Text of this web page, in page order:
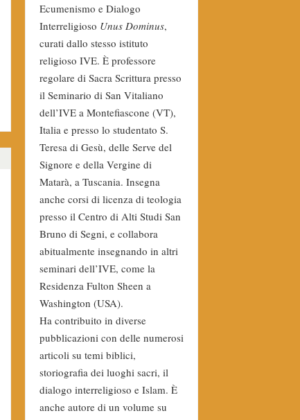
Ecumenismo e Dialogo
Interreligioso Unus Dominus,
curati dallo stesso istituto
religioso IVE. È professore
regolare di Sacra Scrittura presso
il Seminario di San Vitaliano
dell’IVE a Montefiascone (VT),
Italia e presso lo studentato S.
Teresa di Gesù, delle Serve del
Signore e della Vergine di
Matarà, a Tuscania. Insegna
anche corsi di licenza di teologia
presso il Centro di Alti Studi San
Bruno di Segni, e collabora
abitualmente insegnando in altri
seminari dell’IVE, come la
Residenza Fulton Sheen a
Washington (USA).
Ha contribuito in diverse
pubblicazioni con delle numerosi
articoli su temi biblici,
storiografia dei luoghi sacri, il
dialogo interreligioso e Islam. È
anche autore di un volume su